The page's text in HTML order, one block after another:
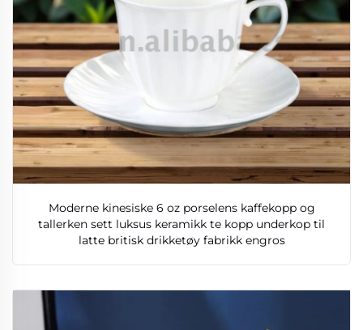
Moderne kinesiske 6 oz porselens kaffekopp og
tallerken sett luksus keramikk te kopp underkop til
latte britisk drikketøy fabrikk engros